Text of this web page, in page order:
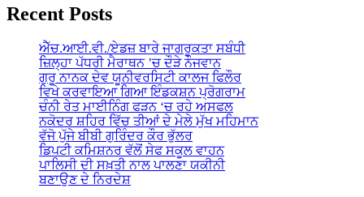
Recent Posts
ਐੱਚ.ਆਈ.ਵੀ./ਏਡਜ਼ ਬਾਰੇ ਜਾਗਰੂਕਤਾ ਸਬੰਧੀ
ਜ਼ਿਲ੍ਹਾ ਪੱਧਰੀ ਮੈਰਾਥਨ ’ਚ ਦੌੜੇ ਨੌਜਵਾਨ
ਗੁਰੂ ਨਾਨਕ ਦੇਵ ਯੂਨੀਵਰਸਿਟੀ ਕਾਲਜ ਫਿਲੌਰ
ਵਿਖੇ ਕਰਵਾਇਆ ਗਿਆ ਇੰਡਕਸ਼ਨ ਪ੍ਰੋਗਰਾਮ
ਚੰਨੀ ਰੇਤ ਮਾਈਨਿੰਗ ਫੜਨ ‘ਚ ਰਹੇ ਅਸਫਲ
ਨਕੋਦਰ ਸ਼ਹਿਰ ਵਿੱਚ ਤੀਆਂ ਦੇ ਮੇਲੇ ਮੁੱਖ ਮਹਿਮਾਨ
ਵੱਜੋ ਪੁੱਜੇ ਬੀਬੀ ਗੁਰਿੰਦਰ ਕੌਰ ਭੁੱਲਰ
ਡਿਪਟੀ ਕਮਿਸ਼ਨਰ ਵੱਲੋਂ ਸੇਫ ਸਕੂਲ ਵਾਹਨ
ਪਾਲਿਸੀ ਦੀ ਸਖ਼ਤੀ ਨਾਲ ਪਾਲਣਾ ਯਕੀਨੀ
ਬਣਾਉਣ ਦੇ ਨਿਰਦੇਸ਼